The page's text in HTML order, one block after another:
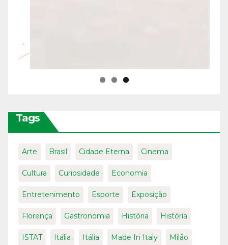
Tags
Arte Brasil Cidade Eterna Cinema
Cultura Curiosidade Economia
Entretenimento Esporte Exposição
Florença Gastronomia História História
ISTAT Itália Itália Made In Italy Milão